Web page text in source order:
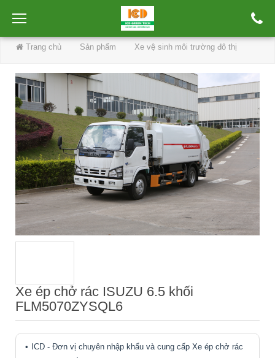
Trang chủ Sản phẩm
Xe vệ sinh môi trường đô thị
Xe ép chở rác ISUZU 6.5 khối
FLM5070ZYSQL6
ICD - Đơn vị chuyên nhập khẩu và cung cấp Xe ép chở rác